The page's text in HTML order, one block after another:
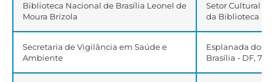
Biblioteca Nacional de Brasília Leonel de
Moura Brizola
Setor Cultural
da Biblioteca
Secretaria de Vigilância em Saúde e
Ambiente
Esplanada dos
Brasília - DF,